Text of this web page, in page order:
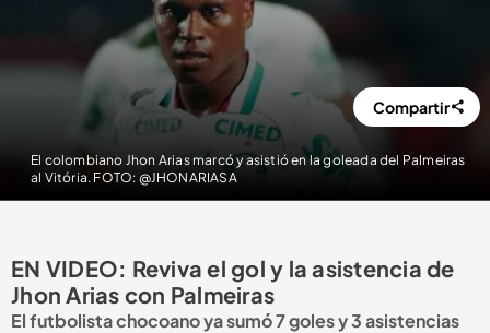
El colombiano Jhon Arias marcó y asistió en la goleada del Palmeiras
al Vitória. FOTO: @JHONARIASA
Compartir
EN VIDEO: Reviva el gol y la asistencia de
Jhon Arias con Palmeiras
El futbolista chocoano ya sumó 7 goles y 3 asistencias